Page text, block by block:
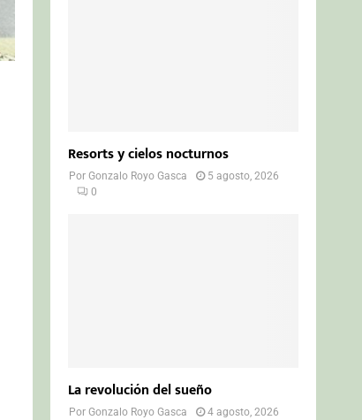
Resorts y cielos nocturnos
PorGonzalo Royo Gasca
5 agosto, 2026
0
La revolución del sueño
PorGonzalo Royo Gasca
4 agosto, 2026